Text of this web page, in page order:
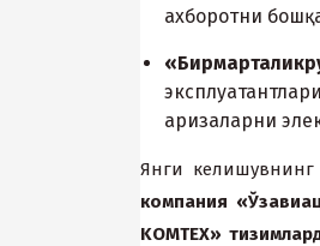
аxборотни
«Бирмарталик
аризаларни
Янги келишувнинг
компания «
KOMTEX» тизимлар